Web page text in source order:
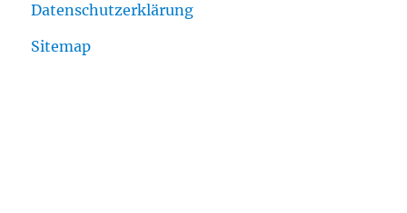
Datenschutzerklärung
Sitemap